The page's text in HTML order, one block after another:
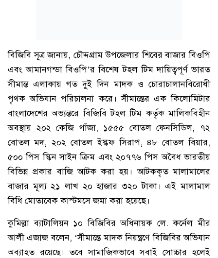
বিজিবি সূত্র জানায়, চৌদ্দগ্রাম উপজেলার শিবের বাজার বিওপি
এবং আমানগন্ডা বিওপি’র বিশেষ টহল টিম দায়িত্বপূর্ণ ভারত
সীমান্ত এলাকায় গত দুই দিন মাদক ও চোরাচালানবিরোধী
পৃথক অভিযান পরিচালনা করে। সীমান্তের এক কিলোমিটার
বাংলাদেশের অভ্যন্তরে বিজিবি টহল টিম কর্তৃক মালিকবিহীন
অবস্থায় ২০২ কেজি গাঁজা, ১৫৫৫ বোতল ফেনসিডিল, ৭২
বোতল মদ, ২০২ বোতল ইস্কফ সিরাপ, ৪৮ বোতল বিয়ার,
৫০০ পিস স্কিন সাইন ক্রিম এবং ২০৭৭৬ পিস অবৈধ ভারতীয়
বিভিন্ন প্রকার বাজি আটক করা হয়। আটককৃত মালামালের
বাজার মূল্য ২১ লাখ ২০ হাজার ৩২০ টাকা। এই মালামাল
বিধি মোতাবেক কাস্টমসে জমা করা হয়েছে।
কুমিল্লা ব্যাটালিয়ন ১০ বিজিবির অধিনায়ক লে. কর্নেল মীর
আলী এজাজ বলেন, ‘সীমান্তে মাদক নিয়ন্ত্রণে বিজিবির অভিযান
অব্যাহত রয়েছে। তবে সামাজিকভাবে সবাই সোচ্চার হলেই